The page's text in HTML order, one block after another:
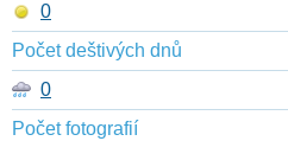
0
Počet deštivých dnů
0
Počet fotografií